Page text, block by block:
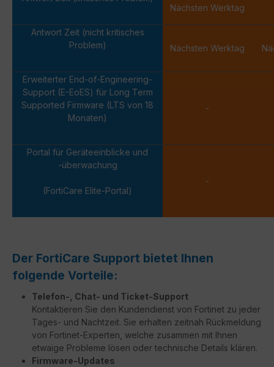
Nächsten Werktag
Antwort Zeit (nicht kritisches
Problem)
Nächsten Werktag
Erweiterter End-of-Engineering-
Support (E-EoES) für Long Term
Supported Firmware (LTS von 18
Monaten)
-
Portal für Geräteeinblicke und
-überwachung
(FortiCare Elite-Portal)
-
Der FortiCare Support bietet Ihnen
folgende Vorteile:
Telefon-, Chat- und Ticket-Support
Kontaktieren Sie den Kundendienst von Fortinet zu jeder
Tages- und Nachtzeit. Sie erhalten zeitnah Rückmeldung
von Fortinet-Experten, welche zusammen mit Ihnen
etwaige Probleme lösen oder technische Details klären.
Firmware-Updates